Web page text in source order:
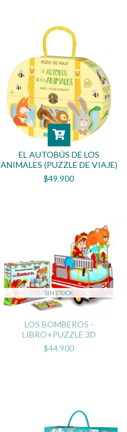
EL AUTOBÚS DE LOS
ANIMALES (PUZZLE DE VIAJE)
$49.900
SIN STOCK
LOS BOMBEROS -
LIBRO+PUZZLE 3D
$44.900